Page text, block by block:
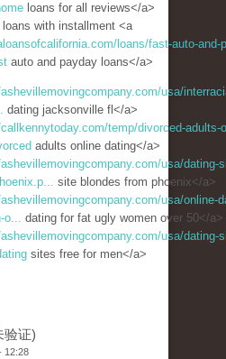
loans for all reviews</a>
with installment <a
loans/fast-auto-and-
auto and payday loans</a>
usa/
dating jacksonville fl</a>
temp/divorced-adults-
adults online dating</a>
usa/dating-
site blondes from phoenix</a>
usa/online-
o... dating for fat ugly women over 50</a>
usa/dating-
sites free for men</a>
验证)
12:28